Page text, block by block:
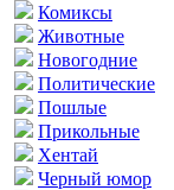
Комиксы
Животные
Новогодние
Политические
Пошлые
Прикольные
Хентай
Черный юмор